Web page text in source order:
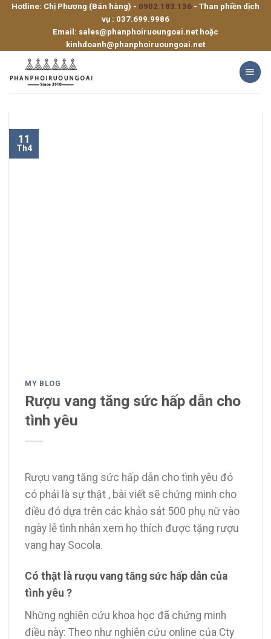
SkipHotline: Chị Phương (Bán hàng) - 0902.183.136 - Than phiền dịch
vụ : 037.699.9986
Email: sales@phanphoiruoungoai.net hoặc
kinhdoanh@phanphoiruoungoai.net
11
Th4
MY BLOG
Rượu vang tăng sức hấp dẫn cho
tình yêu
Rượu vang tăng sức hấp dẫn cho tình yêu đó
có phải là sự thật , bài viết sẽ chứng minh cho
điều đó dựa trên các khảo sát 500 phụ nữ vào
ngày lễ tình nhân xem họ thích được tặng rượu
vang hay Socola.
Có thật là rượu vang tăng sức hấp dẫn của
tình yêu ?
Những nghiên cứu khoa học đã chứng minh
điều này: Theo như nghiên cứu online của Cty